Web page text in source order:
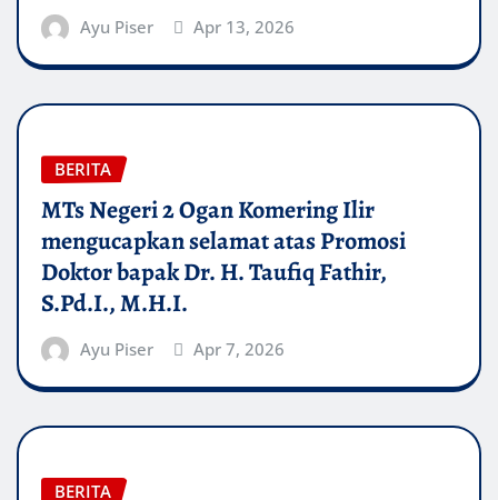
Ayu Piser Apr 13, 2026
BERITA
MTs Negeri 2 Ogan Komering Ilir
mengucapkan selamat atas Promosi
Doktor bapak Dr. H. Taufiq Fathir,
S.Pd.I., M.H.I.
Ayu Piser Apr 7, 2026
BERITA